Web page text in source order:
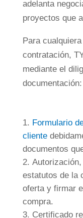
adelanta
proyectos que
Para
contratación,
mediante el
documentación:
Formulario
cliente
documentos
estatutos de la
oferta y firmar
compra.
Certificado